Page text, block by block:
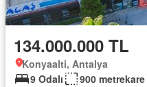
134.000.000 TL
Konyaalti, Antalya
9 Odalı
900 metrekare